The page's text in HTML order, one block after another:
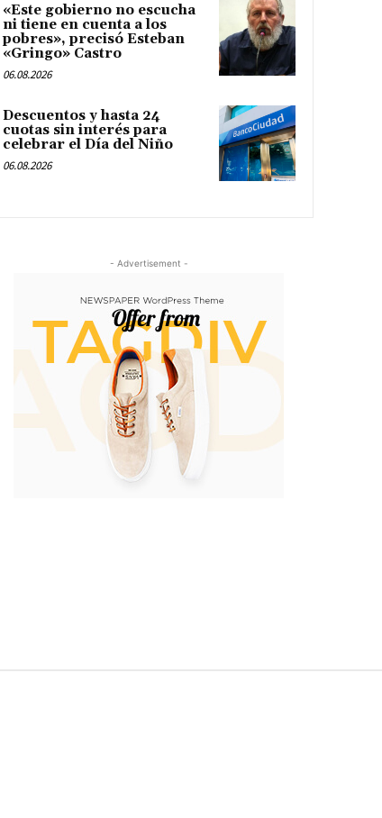
«Este gobierno no escucha
ni tiene en cuenta a los
pobres», precisó Esteban
«Gringo» Castro
06.08.2026
Descuentos y hasta 24
cuotas sin interés para
celebrar el Día del Niño
06.08.2026
- Advertisement -